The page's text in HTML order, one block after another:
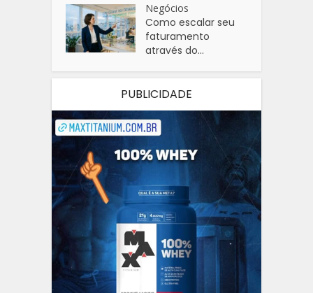
Negócios
Como escalar seu
faturamento
através do...
PUBLICIDADE